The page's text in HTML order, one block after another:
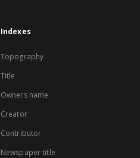
Indexes
Topography
Title
Owners name
Creator
Contributor
Newspaper title